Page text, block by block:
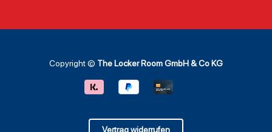
Copyright © The Locker Room GmbH & Co KG
Vertrag widerrufen